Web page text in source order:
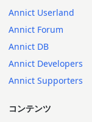
Annict Userland
Annict Forum
Annict DB
Annict Developers
Annict Supporters
コンテンツ